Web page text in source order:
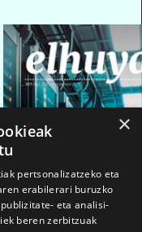
×
pertsonalizatzeko eta
erabilerari buruzko
eta analisi-
beren zerbitzuak